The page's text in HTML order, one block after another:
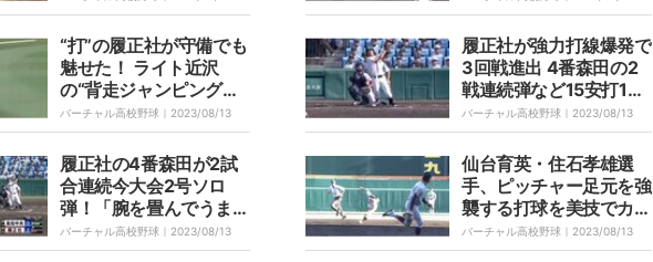
会】
リーに場内歓声「つえ
ぇ」「さすがや」
“打”の履正社が守備でも
魅せた！ ライト近沢
の“背走ジャンピングキ
ャッチ”に甲子園大歓声
初戦に続き好守披露
バーチャル高校野球｜ 2023/08/13
履正社が強力打線爆発で
3回戦進出 4番森田の2
戦連続弾など15安打10
得点の猛攻で高知中央を
破る
バーチャル高校野球｜ 2023/08/13
履正社の4番森田が2試
合連続今大会2号ソロ
弾！「腕を畳んでうまく
打った」次打席は警戒さ
れ申告敬遠
バーチャル高校野球｜ 2023/08/13
仙台育英・住石孝雄選
手、ピッチャー足元を強
襲する打球を美技でカバ
ー 観客も思わず大拍手
「うますぎるだろ」「湧
バーチャル高校野球｜ 2023/08/13